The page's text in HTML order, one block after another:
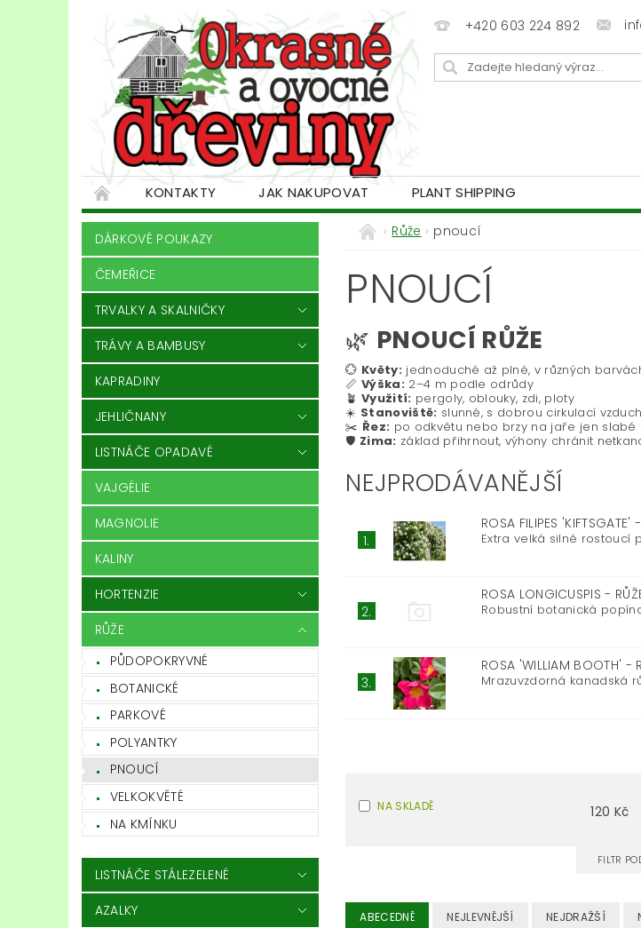
+420 603 224 892
KONTAKTY JAK NAKUPOVAT PLANT SHIPPING
DÁRKOVÉ POUKAZY
ČEMEŘICE
TRVALKY A SKALNIČKY
TRÁVY A BAMBUSY
KAPRADINY
JEHLIČNANY
LISTNÁČE OPADAVÉ
VAJGÉLIE
MAGNOLIE
KALINY
HORTENZIE
RŮŽE
PŮDOPOKRYVNÉ
BOTANICKÉ
PARKOVÉ
POLYANTKY
PNOUCÍ
VELKOKVĚTÉ
NA KMÍNKU
LISTNÁČE STÁLEZELENÉ
AZALKY
Růže pnoucí
PNOUCÍ
🌿 PNOUCÍ RŮŽE
💮 Květy:jednoduché až plné, v různých
📏Výška:2–4 m podle odrůdy
🪴Využití: pergoly, oblouky, zdi, ploty
☀️ Stanoviště: slunné, s dobrou cirkulací
✂️ Řez: po odkvětu nebo brzy na jaře jen slabé
🛡️ Zima: základ přihrnout, výhony chránit
NEJPRODÁVANĚJŠÍ
1.
ROSA FILIPES 'KIFTSGATE'
Extra velká silně rostoucí
2.
ROSA LONGICUSPIS -
Robustní botanická
3.
ROSA 'WILLIAM BOOTH' -
Mrazuvzdorná kanadská
NA SKLADĚ 120 Kč
FILTR
ABECEDNĚ NEJLEVNĚJŠÍ NEJDRAŽŠÍ